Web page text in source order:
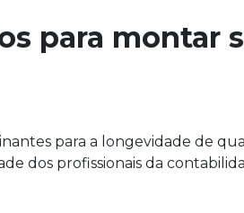
para montar
para a longevidade de
dos profissionais da